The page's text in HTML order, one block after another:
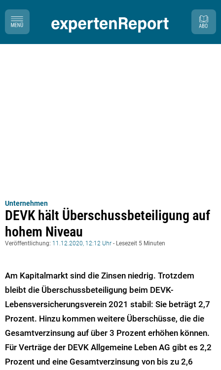
Unternehmen
DEVK hält Überschussbeteiligung auf
hohem Niveau
Veröffentlichung: 11.12.2020, 12:12 Uhr - Lesezeit 5 Minuten
Am Kapitalmarkt sind die Zinsen niedrig. Trotzdem
bleibt die Überschussbeteiligung beim DEVK-
Lebensversicherungsverein 2021 stabil: Sie beträgt 2,7
Prozent. Hinzu kommen weitere Überschüsse, die die
Gesamtverzinsung auf über 3 Prozent erhöhen können.
Für Verträge der DEVK Allgemeine Leben AG gibt es 2,2
Prozent und eine Gesamtverzinsung von bis zu 2,6